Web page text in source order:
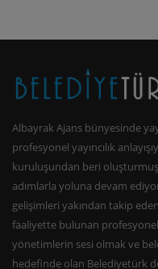
Albayrak Ajans bünyesinde
profesyonel yayıncılık
kuruluşundan beri
adımlarla yoluna devam
gelişimleri yakından takip
faaliyette bulunan
yönetimlerin sesi olmak ve
hedefinde olan Belediyetürk